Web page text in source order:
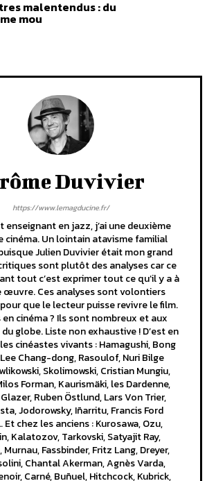
malentendus : du
mou
Duvivier
https://www.lemagducine.fr/
enseignant en jazz, j’ai une deuxième
cinéma. Un lointain atavisme familial
Julien Duvivier était mon grand
sont plutôt des analyses car ce
tout c’est exprimer tout ce qu’il y a à
œuvre. Ces analyses sont volontiers
que le lecteur puisse revivre le film.
en cinéma ? Ils sont nombreux et aux
globe. Liste non exhaustive ! D’est en
cinéastes vivants : Hamagushi, Bong
Chang-dong, Rasoulof, Nuri Bilge
Skolimowski, Cristian Mungiu,
Forman, Kaurismäki, les Dardenne,
Ruben Östlund, Lars Von Trier,
Jodorowsky, Iñarritu, Francis Ford
Et chez les anciens : Kurosawa, Ozu,
Kalatozov, Tarkovski, Satyajit Ray,
Fassbinder, Fritz Lang, Dreyer,
Chantal Akerman, Agnès Varda,
Carné, Buñuel, Hitchcock, Kubrick,